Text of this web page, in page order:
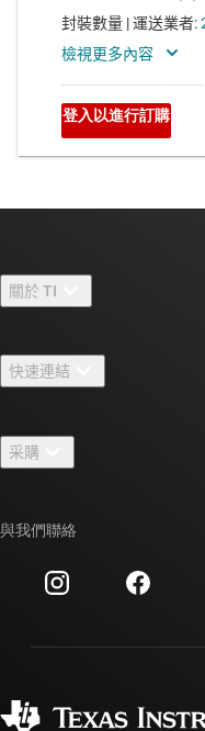
關於 TI
人才招募
新聞室
活動
投資人關系
快速連結
TI E2E™ 設計支援論壇
交互參考搜索
客戶支援中心
myTI 帳戶常見問題解答
采購
訂購 FAQ
與我們聯絡